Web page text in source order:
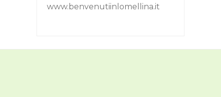
www.benvenutiinlomellina.it